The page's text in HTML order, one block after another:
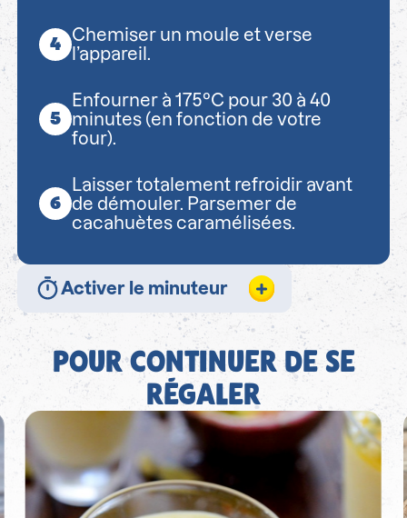
Chemiser un moule et verse
l’appareil.
Enfourner à 175°C pour 30 à 40
minutes (en fonction de votre
four).
Laisser totalement refroidir avant
de démouler. Parsemer de
cacahuètes caramélisées.
Activer le minuteur
POUR CONTINUER DE SE
RÉGALER